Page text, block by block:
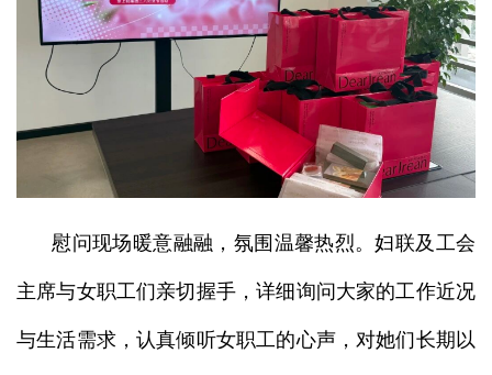
慰问现场暖意融融，氛围温馨热烈。妇联及工会
主席与女职工们亲切握手，详细询问大家的工作近况
与生活需求，认真倾听女职工的心声，对她们长期以